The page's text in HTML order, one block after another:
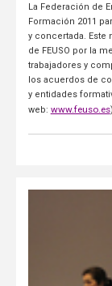
La Federación de
Formación 2011
y concertada.
de FEUSO por la
trabajadores y
los acuerdos de
y entidades
web: www.feuso.es